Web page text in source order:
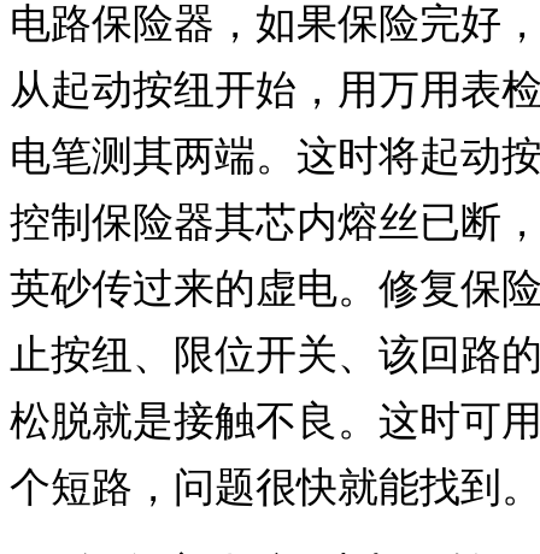
电路保险器，如果保险完好
从起动按纽开始，用万用表
电笔测其两端。这时将起动
控制保险器其芯内熔丝已断
英砂传过来的虚电。修复保
止按纽、限位开关、该回路
松脱就是接触不良。这时可
个短路，问题很快就能找到